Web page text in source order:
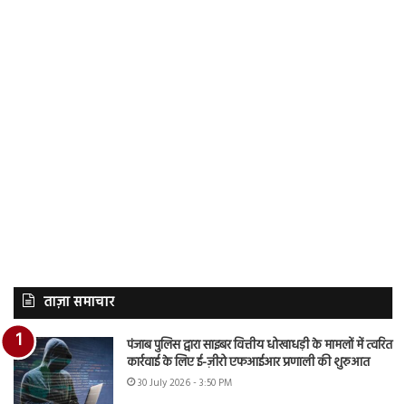
ताज़ा समाचार
पंजाब पुलिस द्वारा साइबर वित्तीय धोखाधड़ी के मामलों में त्वरित
कार्रवाई के लिए ई-ज़ीरो एफआईआर प्रणाली की शुरुआत
30 July 2026 - 3:50 PM